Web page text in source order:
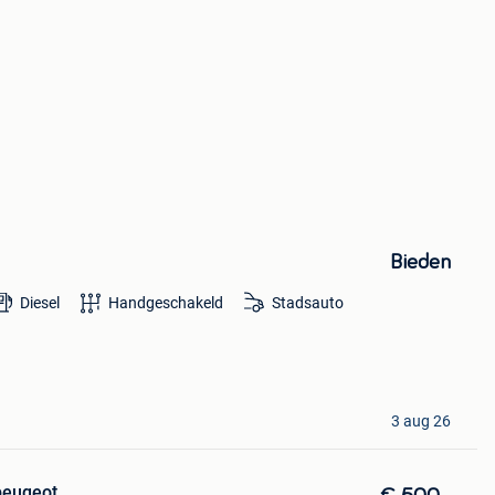
Bieden
Diesel Handgeschakeld Stadsauto
3 aug 26